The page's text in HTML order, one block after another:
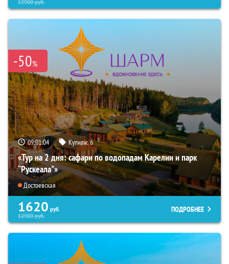
13900руб.
-50%
09:01:02 Купили:6
«Тур на 2 дня: сафари по водопадам Карелии и парк
“Рускеала"»
Достоевская
1620 руб.
12900руб.
ПОДРОБНЕЕ